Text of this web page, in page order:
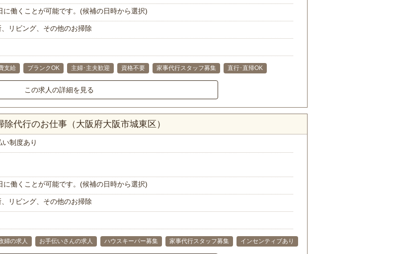
働くことが可能です。(候補の日時から選択)
リビング、その他のお掃除
支給 ブランクOK 主婦･主夫歓迎 資格不要 家事代行スタッフ募集 直行･直帰OK
この求人の詳細を見る
代行のお仕事（大阪府大阪市城東区）
い制度あり
働くことが可能です。(候補の日時から選択)
リビング、その他のお掃除
婦の求人 お手伝いさんの求人 ハウスキーパー募集 家事代行スタッフ募集 インセンティブあり